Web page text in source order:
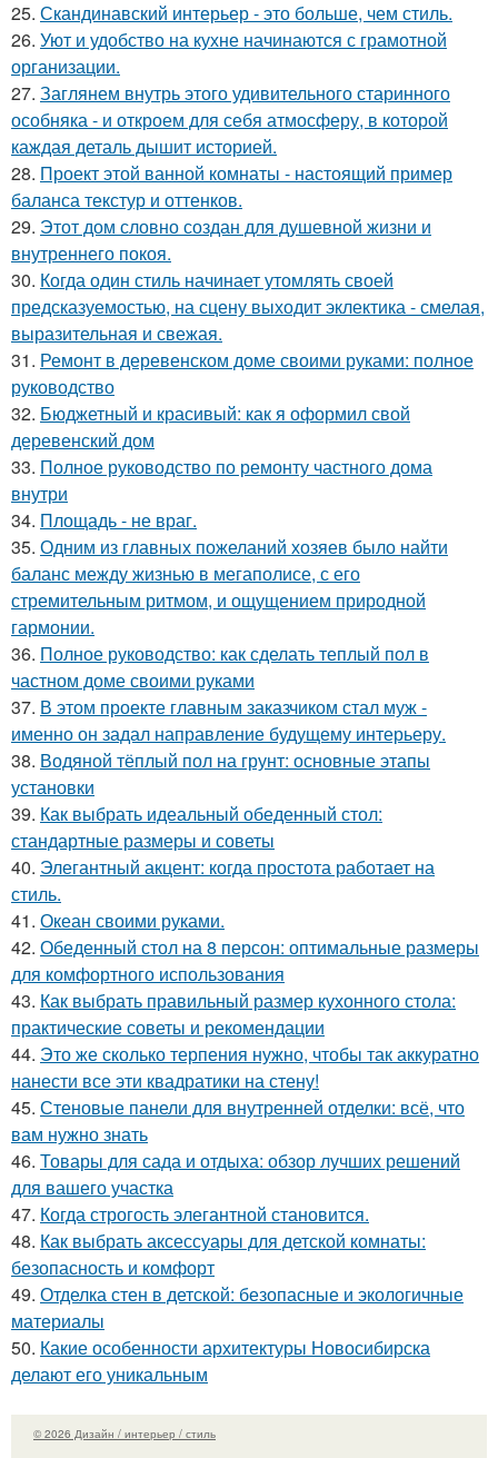
25. Скандинавский интерьер - это больше, чем стиль.
26. Уют и удобство на кухне начинаются с грамотной
организации.
27. Заглянем внутрь этого удивительного старинного
особняка - и откроем для себя атмосферу, в которой
каждая деталь дышит историей.
28. Проект этой ванной комнаты - настоящий пример
баланса текстур и оттенков.
29. Этот дом словно создан для душевной жизни и
внутреннего покоя.
30. Когда один стиль начинает утомлять своей
предсказуемостью, на сцену выходит эклектика - смелая,
выразительная и свежая.
31. Ремонт в деревенском доме своими руками: полное
руководство
32. Бюджетный и красивый: как я оформил свой
деревенский дом
33. Полное руководство по ремонту частного дома
внутри
34. Площадь - не враг.
35. Одним из главных пожеланий хозяев было найти
баланс между жизнью в мегаполисе, с его
стремительным ритмом, и ощущением природной
гармонии.
36. Полное руководство: как сделать теплый пол в
частном доме своими руками
37. В этом проекте главным заказчиком стал муж -
именно он задал направление будущему интерьеру.
38. Водяной тёплый пол на грунт: основные этапы
установки
39. Как выбрать идеальный обеденный стол:
стандартные размеры и советы
40. Элегантный акцент: когда простота работает на
стиль.
41. Океан своими руками.
42. Обеденный стол на 8 персон: оптимальные размеры
для комфортного использования
43. Как выбрать правильный размер кухонного стола:
практические советы и рекомендации
44. Это же сколько терпения нужно, чтобы так аккуратно
нанести все эти квадратики на стену!
45. Стеновые панели для внутренней отделки: всё, что
вам нужно знать
46. Товары для сада и отдыха: обзор лучших решений
для вашего участка
47. Когда строгость элегантной становится.
48. Как выбрать аксессуары для детской комнаты:
безопасность и комфорт
49. Отделка стен в детской: безопасные и экологичные
материалы
50. Какие особенности архитектуры Новосибирска
делают его уникальным
© 2026 Дизайн / интерьер / стиль